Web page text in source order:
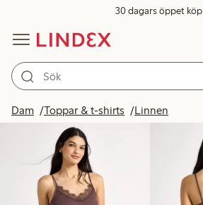
30 dagars öppet köp
Dam Toppar & t-shirts Linnen